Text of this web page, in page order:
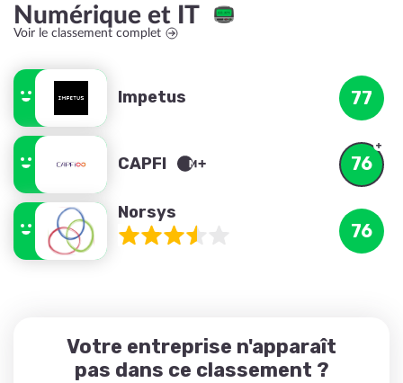
Numérique et IT
Voir le classement complet
Impetus 77
CAPFI 76
Norsys
76
Votre entreprise n'apparaît
pas dans ce classement ?